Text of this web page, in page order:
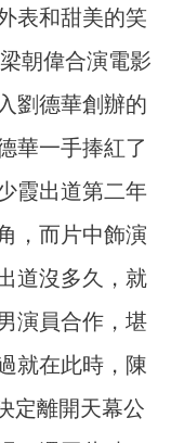
表和甜美的笑
朝偉合演電影
劉德華創辦的
華一手捧紅了
霞出道第二年
，而片中飾演
道沒多久，就
演員合作，堪
就在此時，陳
定離開天幕公